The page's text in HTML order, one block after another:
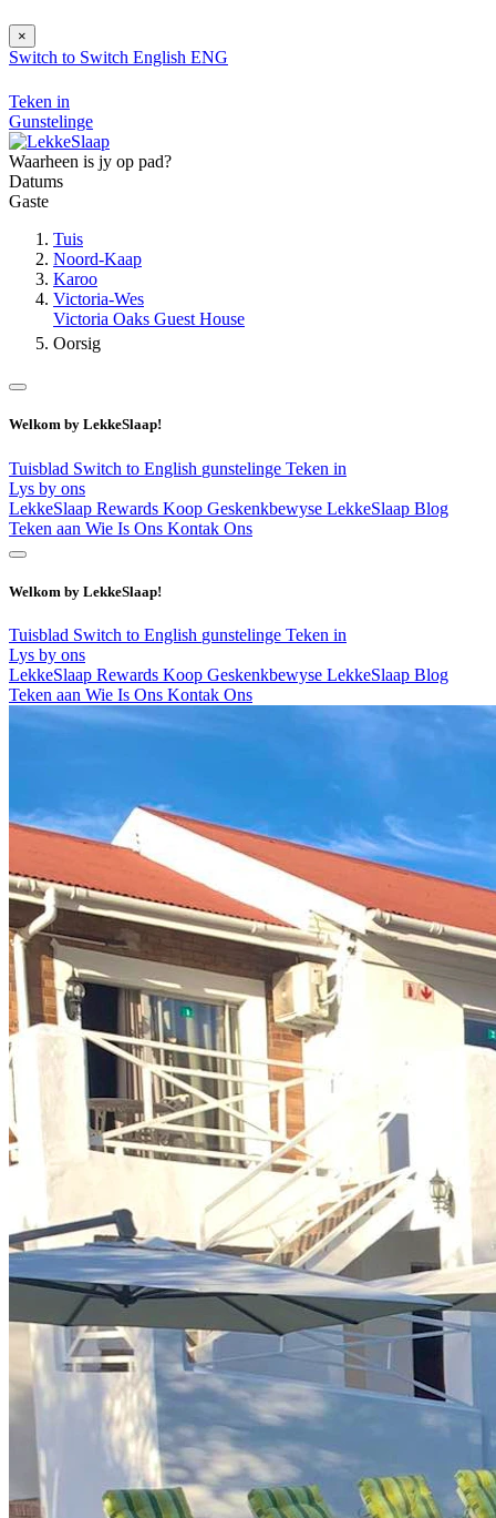
×
Switch to Switch English ENG
Teken in
Gunstelinge
Waarheen is jy op pad?
Datums
Gaste
Tuis
Noord-Kaap
Karoo
Victoria-Wes
Victoria Oaks Guest House
Oorsig
Welkom by LekkeSlaap!
Tuisblad Switch to English gunstelinge Teken in
Lys by ons
LekkeSlaap Rewards Koop Geskenkbewyse LekkeSlaap Blog
Teken aan Wie Is Ons Kontak Ons
Welkom by LekkeSlaap!
Tuisblad Switch to English gunstelinge Teken in
Lys by ons
LekkeSlaap Rewards Koop Geskenkbewyse LekkeSlaap Blog
Teken aan Wie Is Ons Kontak Ons